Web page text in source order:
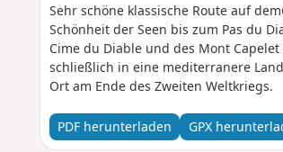
Sehr schöne klassische Route auf
Schönheit der Seen bis zum Pas du
Cime du Diable und des Mont
schließlich in eine mediterranere
Ort am Ende des Zweiten Weltkriegs.
PDF herunterladen GPX